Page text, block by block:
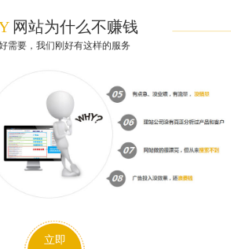
网站为什么不赚钱
需要，我们刚好有这样的服务
立即